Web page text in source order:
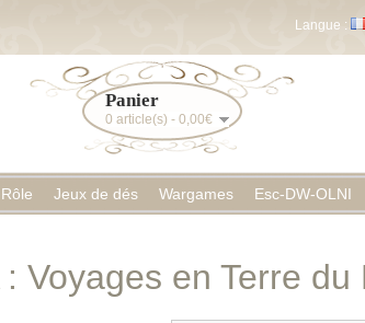
Langue :
Panier
0 article(s) - 0,00€
Jeux de dés Wargames Esc-DW-OLNI
: Voyages en Terre du